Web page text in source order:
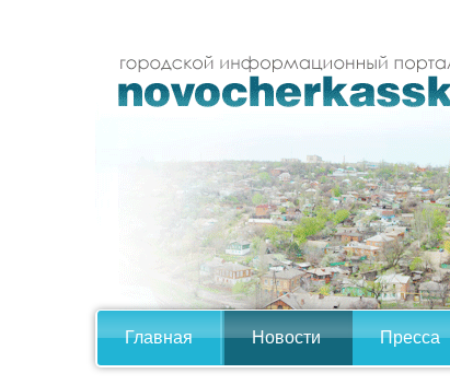
Главная Новости Пресса